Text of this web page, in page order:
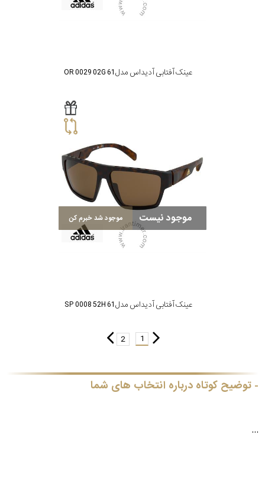
عینک آفتابی آدیداس مدل OR 0029 02G 61
موجود نیست موجود شد خبرم کن
عینک آفتابی آدیداس مدل SP 0008 52H 61
1
2
توضیح کوتاه درباره انتخاب های شما
...